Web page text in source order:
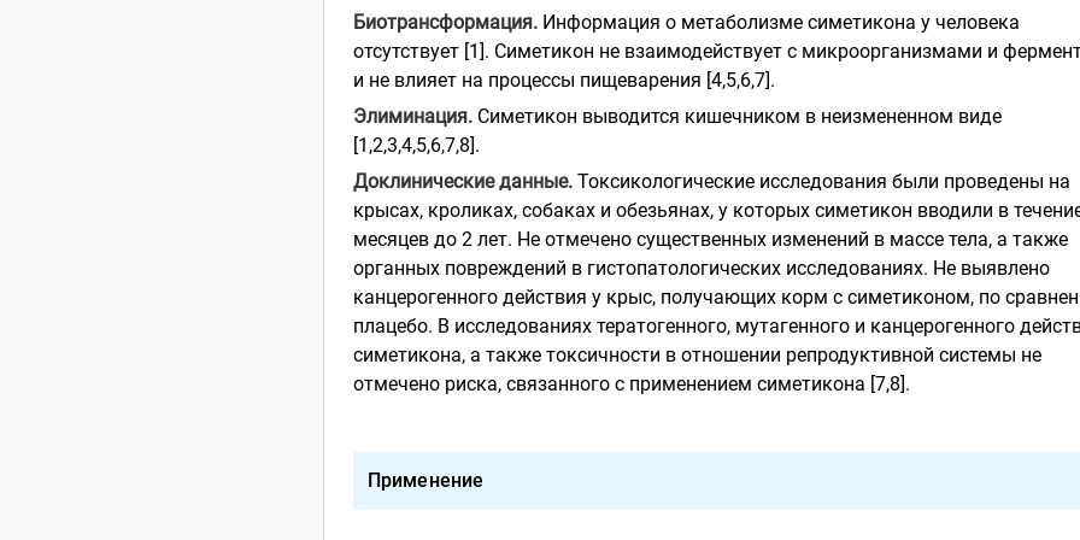
Биотрансформация.Информация о метаболизме симетикона у человека
отсутствует [1]. Симетикон не взаимодействует с микроорганизмами и
и не влияет на процессы пищеварения [4,5,6,7].
Элиминация.Симетикон выводится кишечником в неизмененном виде
[1,2,3,4,5,6,7,8].
Доклинические данные.Токсикологические исследования были проведены на
крысах, кроликах, собаках и обезьянах, у которых симетикон вводили в
месяцев до 2 лет. Не отмечено существенных изменений в массе тела, а также
органных повреждений в гистопатологических исследованиях. Не выявлено
канцерогенного действия у крыс, получающих корм с симетиконом, по
плацебо. В исследованиях тератогенного, мутагенного и канцерогенного
симетикона, а также токсичности в отношении репродуктивной системы не
отмечено риска, связанного с применением симетикона [7,8].
Применение